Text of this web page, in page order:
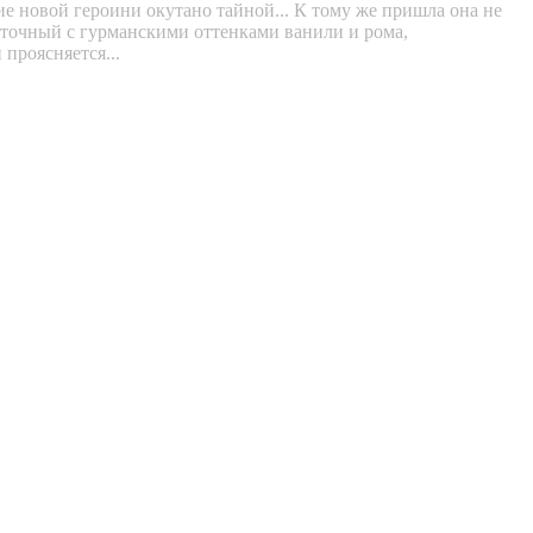
новой героини окутано тайной... К тому же пришла она не
с гурманскими оттенками ванили и рома,